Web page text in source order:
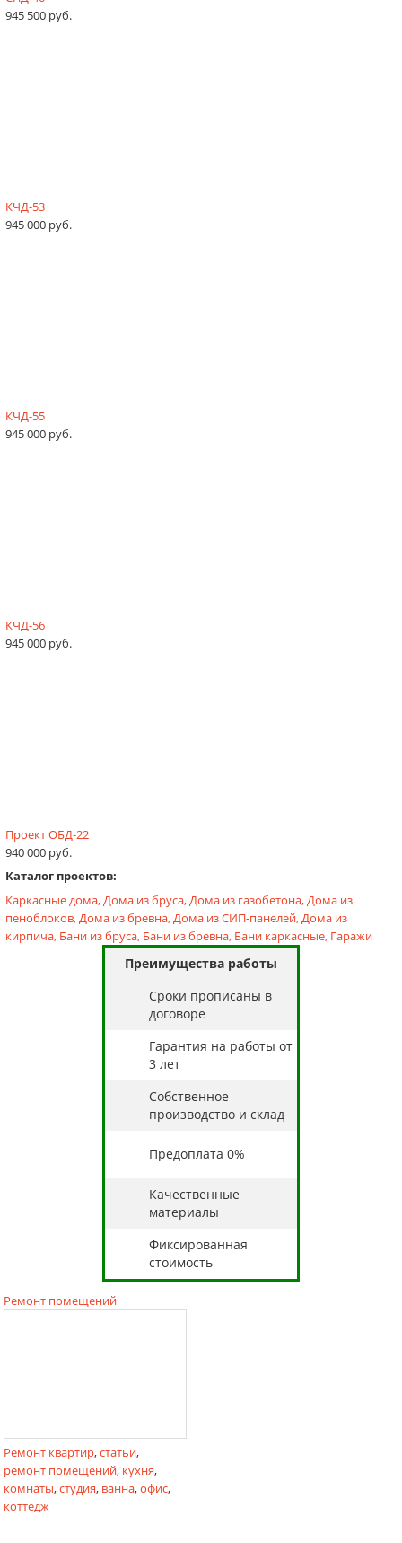
945 500 руб.
КЧД-53
945 000 руб.
КЧД-55
945 000 руб.
КЧД-56
945 000 руб.
Проект ОБД-22
940 000 руб.
Каталог проектов:
Каркасные дома,Дома из бруса,Дома из газобетона,Дома из
пеноблоков,Дома из бревна,Дома из СИП-панелей,Дома из
кирпича, Бани из бруса, Бани из бревна, Бани каркасные, Гаражи
Преимущества работы
Cроки прописаны в
договоре
Гарантия на работы от
3 лет
Собственное
производство и склад
Предоплата 0%
Качественные
материалы
Фиксированная
стоимость
Ремонт помещений
Ремонт квартир,статьи,
ремонт помещений, кухня,
комнаты,студия, ванна,офис,
коттедж